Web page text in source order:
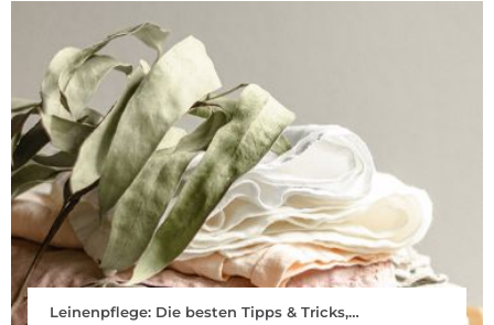
Leinenpflege: Die besten Tipps & Tricks,…